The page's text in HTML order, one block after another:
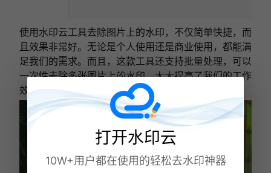
使用水印云工具去除图片上的水印，不仅简单快捷，而
且效果非常好。无论是个人使用还是商业使用，都能满
足我们的需求。而且，这款工具还支持批量处理，可以
一次性去除多张图片上的水印，大大提高了我们的工作
效率。
打开水印云
10W+用户都在使用的轻松去水印神器